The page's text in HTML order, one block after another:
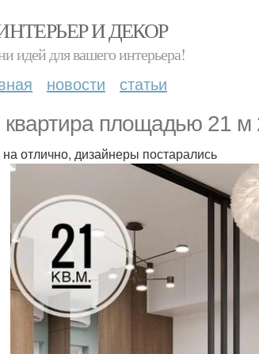
И ДЕКОР
идей для вашего интерьера!
новости статьи
площадью 21 м
отлично, дизайнеры постарались